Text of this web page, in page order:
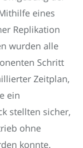
eines
Replikation
wurden alle
Schritt
Zeitplan,
ein
stellten sicher,
ohne
konnte.